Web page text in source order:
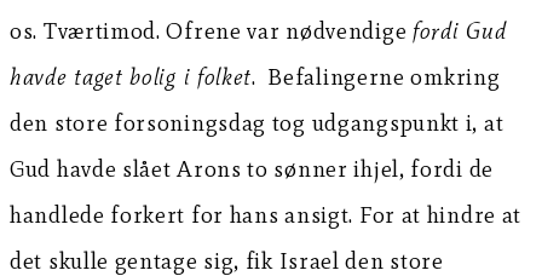
os. Tværtimod. Ofrene var nødvendige fordi Gud
havde taget bolig i folket. Befalingerne omkring
den store forsoningsdag tog udgangspunkt i, at
Gud havde slået Arons to sønner ihjel, fordi de
handlede forkert for hans ansigt. For at hindre at
det skulle gentage sig, fik Israel den store